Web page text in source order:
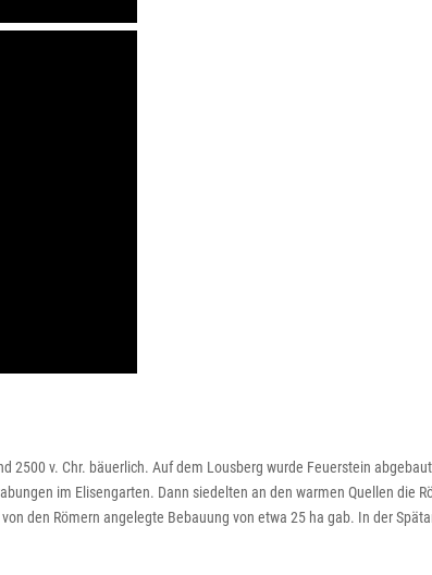
2500 v. Chr. bäuerlich. Auf dem Lousberg wurde Feuerstein
im Elisengarten. Dann siedelten an den warmen Quellen die
den Römern angelegte Bebauung von etwa 25 ha gab. In der